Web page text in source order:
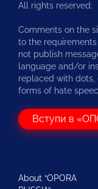
All rights reserved.
Comments on the
to the
not publish
language and/or
replaced with dots,
forms of hate
Вступи в
About “OPORA